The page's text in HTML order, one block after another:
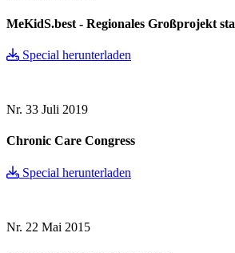
MeKidS.best - Regionales Großprojekt
Special herunterladen
Nr. 33 Juli 2019
Chronic Care Congress
Special herunterladen
Nr. 22 Mai 2015